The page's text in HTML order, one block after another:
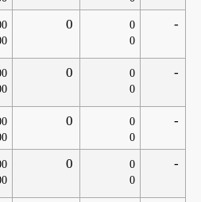
0
0
0
-
0
0
0
-
0
0
0
-
0
0
0
-